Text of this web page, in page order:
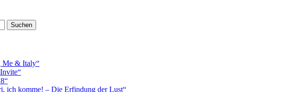
Me & Italy“
ich komme! – Die Erfindung der Lust“